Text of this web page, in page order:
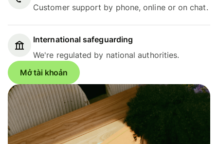
Customer support by phone, online or on chat.
International safeguarding
We're regulated by national authorities.
Mở tài khoản